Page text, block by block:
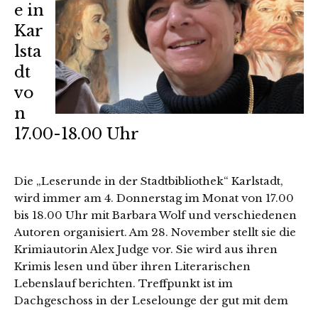
e in
Kar
lsta
dt
vo
n
17.00-18.00 Uhr
Die „Leserunde in der Stadtbibliothek“ Karlstadt,
wird immer am 4. Donnerstag im Monat von 17.00
bis 18.00 Uhr mit Barbara Wolf und verschiedenen
Autoren organisiert. Am 28. November stellt sie die
Krimiautorin Alex Judge vor. Sie wird aus ihren
Krimis lesen und über ihren Literarischen
Lebenslauf berichten. Treffpunkt ist im
Dachgeschoss in der Leselounge der gut mit dem